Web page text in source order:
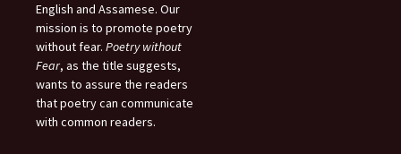
English and Assamese. Our
mission is to promote poetry
without fear. Poetry without
Fear, as the title suggests,
wants to assure the readers
that poetry can communicate
with common readers.